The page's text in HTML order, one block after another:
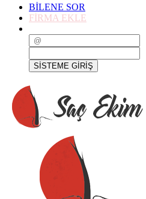
BİLENE SOR
FİRMA EKLE
SİSTEME GİRİŞ